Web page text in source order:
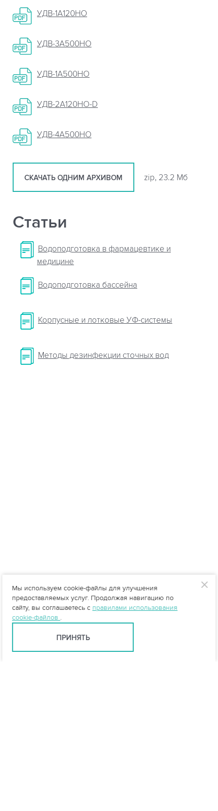
УДВ-1А120НО
УДВ-3А500НО
УДВ-1А500НО
УДВ-2А120НО-D
УДВ-4А500НО
СКАЧАТЬ ОДНИМ АРХИВОМ zip, 23.2 Мб
Статьи
Водоподготовка в фармацевтике и
медицине
Водоподготовка бассейна
Корпусные и лотковые УФ-системы
Методы дезинфекции сточных вод
Мы используем cookie-файлы для улучшения
предоставляемых услуг. Продолжая навигацию по
сайту, вы соглашаетесь с правилами использования
cookie-файлов .
ПРИНЯТЬ